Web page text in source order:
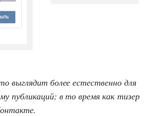
выглядит более естественно для
публикаций; в то время как тизер